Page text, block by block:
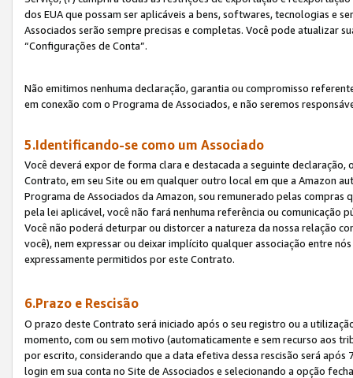
dos EUA que possam ser aplicáveis a bens, softwares, tecnologias e
Associados serão sempre precisas e completas. Você pode atualizar
“Configurações de Conta”.
Não emitimos nenhuma declaração, garantia ou compromisso
em conexão com o Programa de Associados, e não seremos
5.Identificando-se como um Associado
Você deverá expor de forma clara e destacada a seguinte
Contrato, em seu Site ou em qualquer outro local em que a Amazon
Programa de Associados da Amazon, sou remunerado pelas
pela lei aplicável, você não fará nenhuma referência ou comunicação
Você não poderá deturpar ou distorcer a natureza da nossa relação
você), nem expressar ou deixar implícito qualquer associação entre
expressamente permitidos por este Contrato.
6.Prazo e Rescisão
O prazo deste Contrato será iniciado após o seu registro ou a
momento, com ou sem motivo (automaticamente e sem recurso aos
por escrito, considerando que a data efetiva dessa rescisão será
login em sua conta no Site de Associados e selecionando a opção